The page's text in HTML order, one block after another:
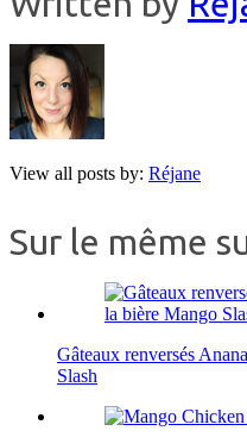
View all posts by: Réjane
Sur le même
Gâteaux renversés
Slash